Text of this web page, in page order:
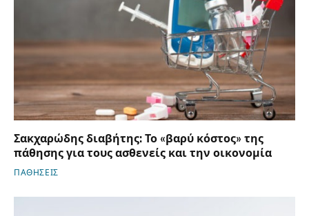
Σακχαρώδης διαβήτης: Το «βαρύ κόστος» της
πάθησης για τους ασθενείς και την οικονομία
ΠΑΘΗΣΕΙΣ